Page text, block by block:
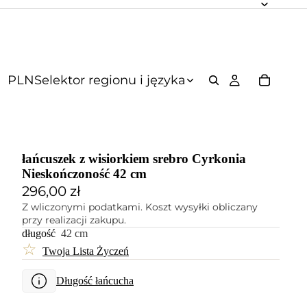
PLNSelektor regionu i języka
łańcuszek z wisiorkiem srebro Cyrkonia
Nieskończoność 42 cm
296,00 zł
Z wliczonymi podatkami. Koszt wysyłki obliczany
przy realizacji zakupu.
długość 42 cm
☆ Twoja Lista Życzeń
Długość łańcucha